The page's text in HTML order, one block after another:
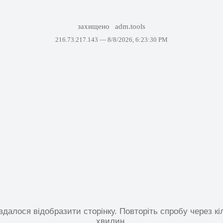
захищено adm.tools
216.73.217.143 — 8/8/2026, 6:23:30 PM
відобразити сторінку. Повторіть спробу через